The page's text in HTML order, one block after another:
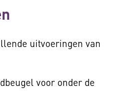
uitvoeringen van
voor onder de